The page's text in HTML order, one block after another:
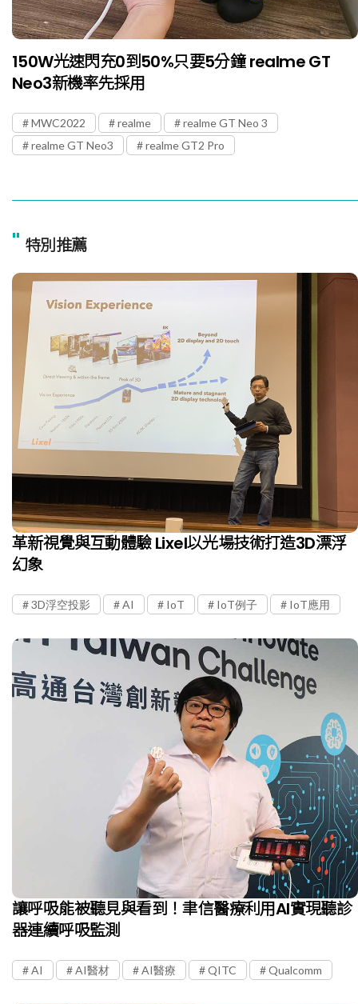
150W光速閃充0到50%只要5分鐘 realme GT
Neo3新機率先採用
MWC2022 realme
realme GT Neo 3
realme GT Neo3
realme GT2 Pro
" 特別推薦
革新視覺與互動體驗 Lixel以光場技術打造3D漂浮
幻象
3D浮空投影 AI IoT IoT例子 IoT應用
讓呼吸能被聽見與看到！聿信醫療利用AI實現聽診
器連續呼吸監測
AI AI醫材 AI醫療 QITC Qualcomm